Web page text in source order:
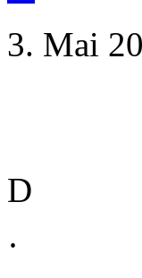
3. Mai
D
·